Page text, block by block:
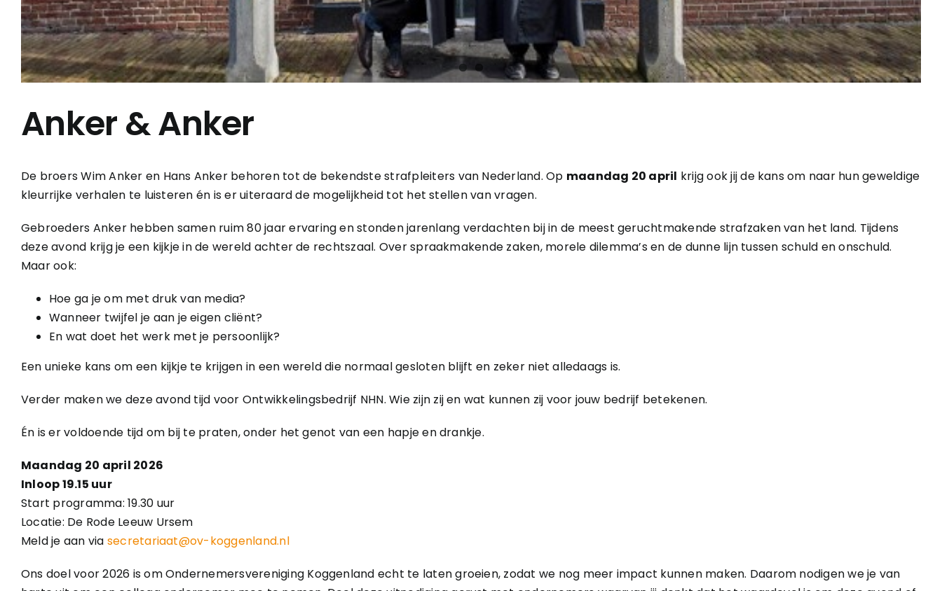
Anker & Anker
De broers Wim Anker en Hans Anker behoren tot de bekendste strafpleiters van Nederland. Op maandag 20 april krijg ook jij de kans om naar hun geweldige
kleurrijke verhalen te luisteren én is er uiteraard de mogelijkheid tot het stellen van vragen.
Gebroeders Anker hebben samen ruim 80 jaar ervaring en stonden jarenlang verdachten bij in de meest geruchtmakende strafzaken van het land. Tijdens
deze avond krijg je een kijkje in de wereld achter de rechtszaal. Over spraakmakende zaken, morele dilemma’s en de dunne lijn tussen schuld en onschuld.
Maar ook:
Hoe ga je om met druk van media?
Wanneer twijfel je aan je eigen cliënt?
En wat doet het werk met je persoonlijk?
Een unieke kans om een kijkje te krijgen in een wereld die normaal gesloten blijft en zeker niet alledaags is.
Verder maken we deze avond tijd voor Ontwikkelingsbedrijf NHN. Wie zijn zij en wat kunnen zij voor jouw bedrijf betekenen.
Én is er voldoende tijd om bij te praten, onder het genot van een hapje en drankje.
Maandag 20 april 2026
Inloop 19.15 uur
Start programma: 19.30 uur
Locatie: De Rode Leeuw Ursem
Meld je aan via secretariaat@ov-koggenland.nl
Ons doel voor 2026 is om Ondernemersvereniging Koggenland echt te laten groeien, zodat we nog meer impact kunnen maken. Daarom nodigen we je van